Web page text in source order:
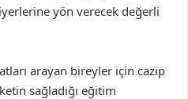
yön verecek değerli
arayan bireyler için cazip
sağladığı eğitim